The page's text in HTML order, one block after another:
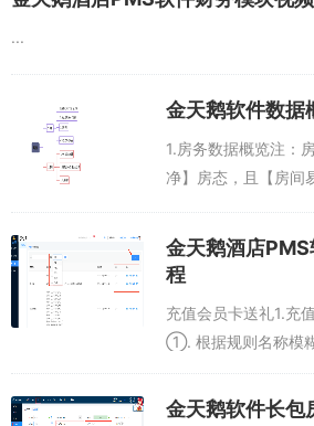
...
金天鹅软件数据
1.房务数据概览注：
净】房态，且【房间
过后才会出现到【房
用途房务主管的工作
金天鹅酒店
程
充值会员卡送礼1.充
①. 根据规则名称模
状态搜索③. 活动可
此活动是实时使用，
金天鹅软件长包